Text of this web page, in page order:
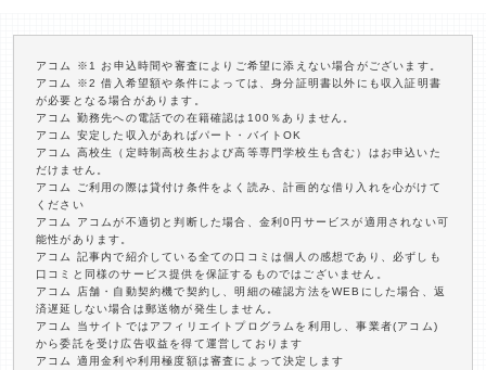
アコム ※1 お申込時間や審査によりご希望に添えない場合がございます。
アコム ※2 借入希望額や条件によっては、身分証明書以外にも収入証明書
が必要となる場合があります。
アコム 勤務先への電話での在籍確認は100％ありません。
アコム 安定した収入があればパート・バイトOK
アコム 高校生（定時制高校生および高等専門学校生も含む）はお申込いた
だけません。
アコム ご利用の際は貸付け条件をよく読み、計画的な借り入れを心がけて
ください
アコム アコムが不適切と判断した場合、金利0円サービスが適用されない可
能性があります。
アコム 記事内で紹介している全ての口コミは個人の感想であり、必ずしも
口コミと同様のサービス提供を保証するものではございません。
アコム 店舗・自動契約機で契約し、明細の確認方法をWEBにした場合、返
済遅延しない場合は郵送物が発生しません。
アコム 当サイトではアフィリエイトプログラムを利用し、事業者(アコム)
から委託を受け広告収益を得て運営しております
アコム 適用金利や利用極度額は審査によって決定します